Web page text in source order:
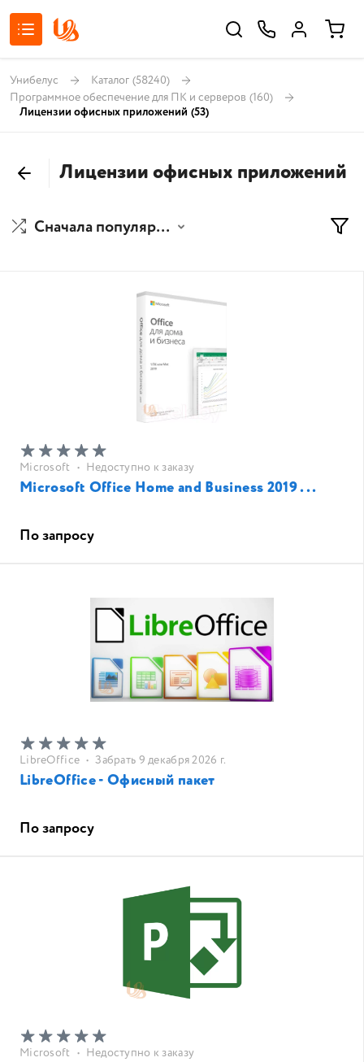
Унибелус Каталог (58240)
Программное обеспечение для ПК и серверов (160)
Лицензии офисных приложений (53)
Лицензии офисных приложений
Сначала популярные
Microsoft • Недоступно к заказу
Microsoft Office Home and Business 2019 ...
По запросу
LibreOffice • Забрать 9 декабря 2026 г.
LibreOffice - Офисный пакет
По запросу
Microsoft • Недоступно к заказу